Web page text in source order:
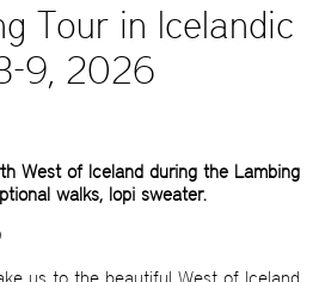
Tour in Icelandic
9, 2026
West of Iceland during the Lambing
walks, lopi sweater.